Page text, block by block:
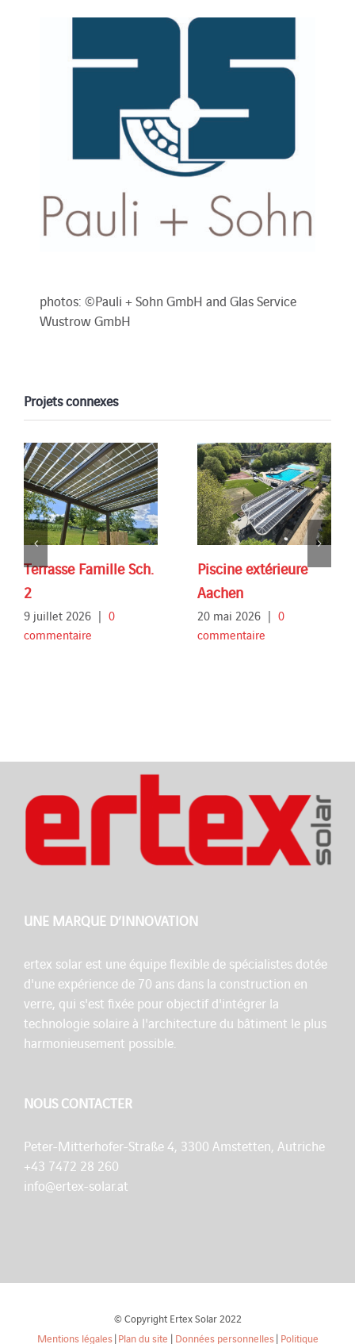
photos: ©Pauli + Sohn GmbH and Glas Service
Wustrow GmbH
Projets connexes
Terrasse Famille Sch.
2
9 juillet 2026 | 0
commentaire
Piscine extérieure
Aachen
20 mai 2026 | 0
commentaire
UNE MARQUE D’INNOVATION
ertex solar est une équipe flexible de spécialistes dotée
d'une expérience de 70 ans dans la construction en
verre, qui s'est fixée pour objectif d'intégrer la
technologie solaire à l'architecture du bâtiment le plus
harmonieusement possible.
NOUS CONTACTER
Peter-Mitterhofer-Straße 4, 3300 Amstetten, Autriche
+43 7472 28 260
info@ertex-solar.at
© Copyright Ertex Solar 2022
Mentions légales|Plan du site | Données personnelles| Politique